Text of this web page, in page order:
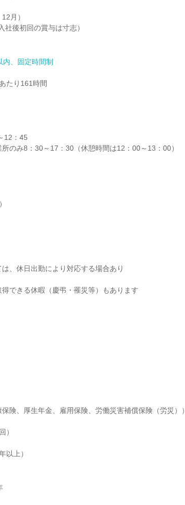
月）
社後初回の賞与は寸志）
、固定時間制
たり161時間
12：45
のみ8：30～17：30（休憩時間は12：00～13：00）
、休日出勤により対応する場合あり
できる休暇（慶弔・罹災等）もあります
険、厚生年金、雇用保険、労働災害補償保険（労災））
）
以上）